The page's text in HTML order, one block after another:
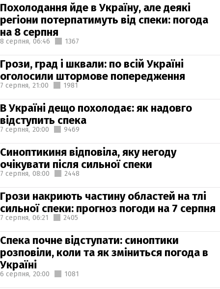
Похолодання йде в Україну, але деякі
регіони потерпатимуть від спеки: погода
на 8 серпня
8 серпня, 06:46 1367
Грози, град і шквали: по всій Україні
оголосили штормове попередження
7 серпня, 21:00 1981
В Україні дещо похолодає: як надовго
відступить спека
7 серпня, 20:00 9469
Синоптикиня відповіла, яку негоду
очікувати після сильної спеки
7 серпня, 08:00 2448
Грози накриють частину областей на тлі
сильної спеки: прогноз погоди на 7 серпня
7 серпня, 06:21 2405
Спека почне відступати: синоптики
розповіли, коли та як зміниться погода в
Україні
6 серпня, 20:00 1081